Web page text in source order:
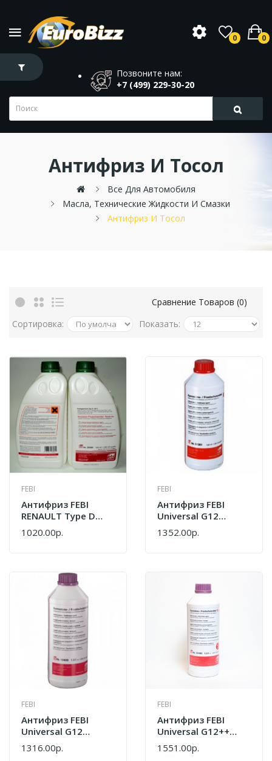
0 0
Позвоните нам:
+7 (499) 229-30-20
Антифриз И Тосол
Все Для Автомобиля
Масла, Технические Жидкости И Смазки
Антифриз И Тосол
Сравнение Товаров (0)
Сортировка:
Показать:
FEBI
Антифриз FEBI
RENAULT Type D
Готовый Желтый
1,5 Л 26580
1020.00р.
FEBI
Антифриз FEBI
Universal G12
Концентрат
Красный 1,5л
1352.00р.
FEBI
Антифриз FEBI
Universal G12
Концентрат
Фиолетовый 1,5л
1316.00р.
FEBI
Антифриз FEBI
Universal G12++
Концентрат
Фиолетовый 1,5л
1551.00р.